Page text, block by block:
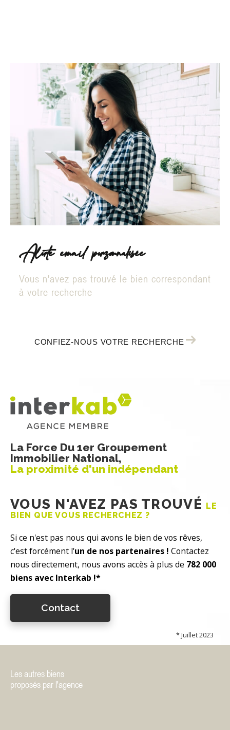
Alerte email personnalisée
Vous n'avez pas trouvé le bien correspondant
à votre recherche
CONFIEZ-NOUS VOTRE RECHERCHE
La Force Du 1er Groupement
Immobilier National,
La proximité d'un indépendant
VOUS N'AVEZ PAS TROUVÉ LE
BIEN QUE VOUS RECHERCHEZ ?
Si ce n'est pas nous qui avons le bien de vos rêves,
c'est forcément l'un de nos partenaires ! Contactez
nous directement, nous avons accès à plus de 782 000
biens avec Interkab !*
Contact
* Juillet 2023
Les autres biens
proposés par l'agence